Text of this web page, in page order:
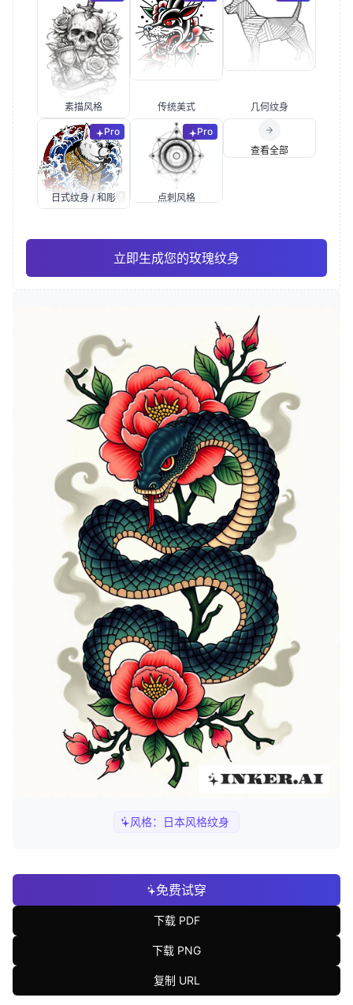
风格： 日本风格纹身
素描风格 传统美式 几何纹身
Pro
日式纹身 / 和彫
Pro
点刺风格
查看全部
立即生成您的玫瑰纹身
免费试穿
下载 PDF
下载 PNG
复制 URL